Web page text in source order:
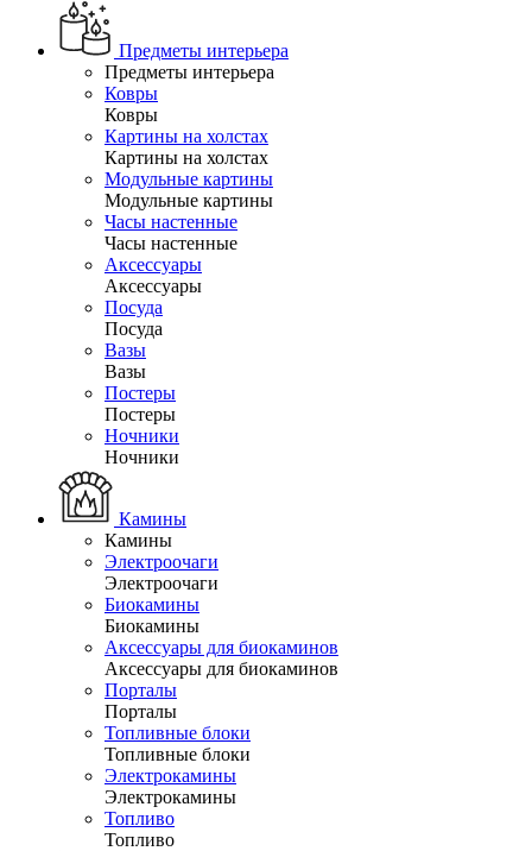
Предметы интерьера
Предметы интерьера
Ковры
Ковры
Картины на холстах
Картины на холстах
Модульные картины
Модульные картины
Часы настенные
Часы настенные
Аксессуары
Аксессуары
Посуда
Посуда
Вазы
Вазы
Постеры
Постеры
Ночники
Ночники
Камины
Камины
Электроочаги
Электроочаги
Биокамины
Биокамины
Аксессуары для биокаминов
Аксессуары для биокаминов
Порталы
Порталы
Топливные блоки
Топливные блоки
Электрокамины
Электрокамины
Топливо
Топливо